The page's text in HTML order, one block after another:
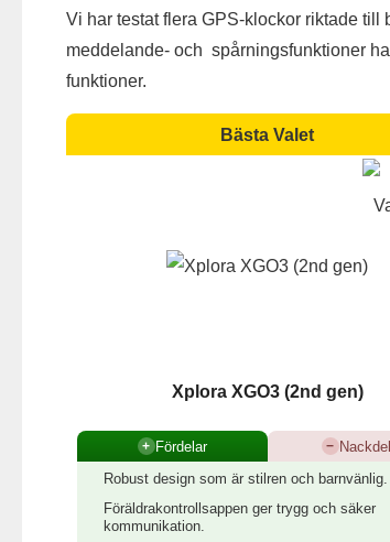
Vi har testat flera GPS-klockor riktade till
meddelande- och spårningsfunktioner
funktioner.
Bästa Valet
Xplora XGO3 (2nd gen)
+ Fördelar −
Robust design som är stilren och barnvänlig.
Föräldrakontrollsappen ger trygg och säker
kommunikation.